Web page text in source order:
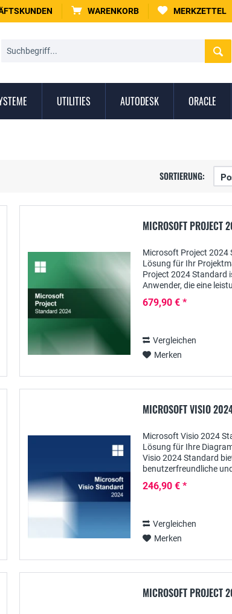
WARENKORB MERKZETTEL
UTILITIES AUTODESK ORACLE
SORTIERUNG:
MICROSOFT PROJECT
Microsoft Project 2024
Lösung für Ihr
Project 2024 Standard
Anwender, die eine
679,90 € *
Vergleichen
Merken
MICROSOFT VISIO
Microsoft Visio 2024
Lösung für Ihre
Visio 2024 Standard
benutzerfreundliche
Flussdiagrammen und...
246,90 € *
Vergleichen
Merken
MICROSOFT PROJECT